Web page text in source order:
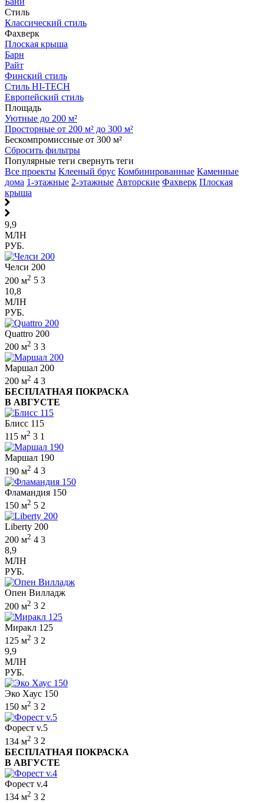
Стиль
Классический стиль
Фахверк
Плоская крыша
Барн
Райт
Финский стиль
Стиль HI-TECH
Европейский стиль
Площадь
Уютные до 200 м²
Просторные от 200 м² до 300 м²
Бескомпромиссные от 300 м²
Сбросить фильтры
Популярные теги свернуть теги
Все проекты Клееный брус Комбинированные Каменные
дома 1-этажные 2-этажные Авторские Фахверк Плоская
крыша
9,9
МЛН
РУБ.
Челси 200
200 м2 5 3
10,8
МЛН
РУБ.
Quattro 200
200 м2 3 3
Маршал 200
200 м2 4 3
БЕСПЛАТНАЯ ПОКРАСКА
В АВГУСТЕ
Блисс 115
115 м2 3 1
Маршал 190
190 м2 4 3
Фламандия 150
150 м2 5 2
Liberty 200
200 м2 4 3
8,9
МЛН
РУБ.
Опен Вилладж
200 м2 3 2
Миракл 125
125 м2 3 2
9,9
МЛН
РУБ.
Эко Хаус 150
150 м2 3 2
Форест v.5
134 м2 3 2
БЕСПЛАТНАЯ ПОКРАСКА
В АВГУСТЕ
Форест v.4
134 м2 3 2